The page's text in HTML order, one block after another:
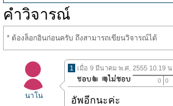
คำวิจารณ์
* ต้องล็อกอินก่อนครับ ถึงสามารถเขียนวิจารณ์ได้
นาโน
1 เมื่อ 9 มีนาคม พ.ศ. 2555 10.19 น.
0 0
อัพอีกนะค่ะ